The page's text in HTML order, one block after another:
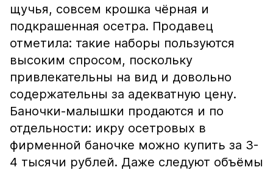
щучья, совсем крошка чёрная и
подкрашенная осетра. Продавец
отметила: такие наборы пользуются
высоким спросом, поскольку
привлекательны на вид и довольно
содержательны за адекватную цену.
Баночки-малышки продаются и по
отдельности: икру осетровых в
фирменной баночке можно купить за 3-
4 тысячи рублей. Даже следуют объёмы